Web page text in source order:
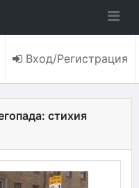
Вход/Регистрация
стихия